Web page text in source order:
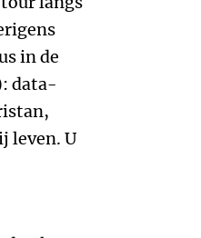
in de
data-
leven. U